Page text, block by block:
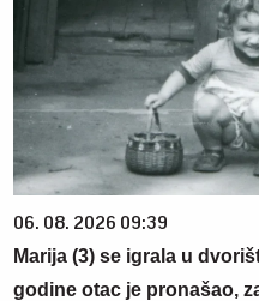
06. 08. 2026 09:39
Marija (3) se igrala u
godine otac je pronašao,